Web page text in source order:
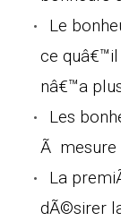
Le
ce
nâ€™a
Les
Ã mesure
La
dÃ©sirer